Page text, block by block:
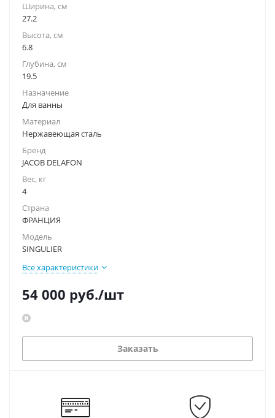
Ширина, см
27.2
Высота, см
6.8
Глубина, см
19.5
Назначение
Для ванны
Материал
Нержавеющая сталь
Бренд
JACOB DELAFON
Вес, кг
4
Страна
ФРАНЦИЯ
Модель
SINGULIER
Все характеристики
54 000 руб./шт
Заказать